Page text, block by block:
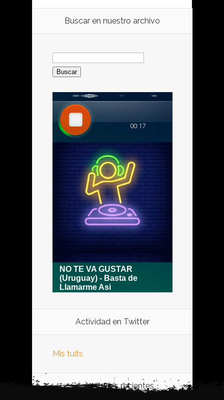
Buscar en nuestro archivo
Buscar:
Actividad en Twitter
Mis tuits
Comentarios recientes